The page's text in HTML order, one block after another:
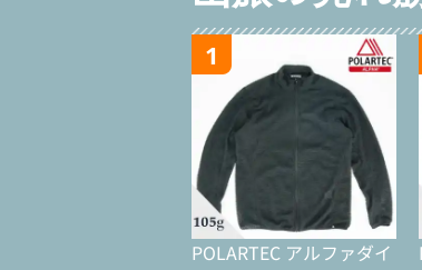
1
POLARTEC アルファダイ